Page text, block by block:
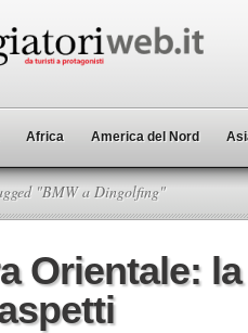
Africa America del Nord
"BMW a Dingolfing"
Orientale: